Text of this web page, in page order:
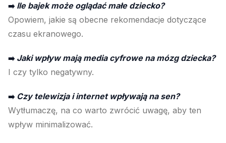
➡️ Ile bajek może oglądać małe dziecko?
Opowiem, jakie są obecne rekomendacje dotyczące
czasu ekranowego.
➡️ Jaki wpływ mają media cyfrowe na mózg dziecka?
I czy tylko negatywny.
➡️ Czy telewizja i internet wpływają na sen?
Wytłumaczę, na co warto zwrócić uwagę, aby ten
wpływ minimalizować.